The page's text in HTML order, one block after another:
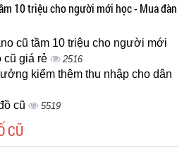
10 triệu cho người mới học - Mua đàn
cũ tầm 10 triệu cho người mới
cũ giá rẻ
2516
kiểm thêm thu nhập cho dân
cũ 5519
CŨ